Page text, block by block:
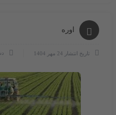
اوره
تاریخ انتشار 24 مهر 1404